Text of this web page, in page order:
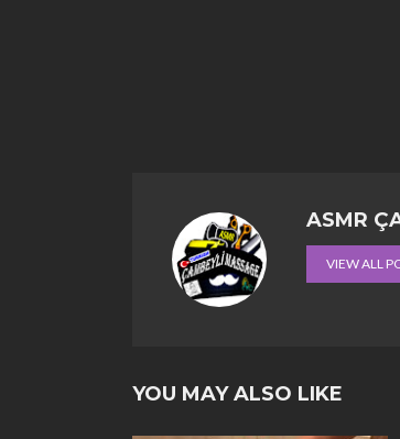
ASMR
VIEW ALL
YOU MAY ALSO LIKE